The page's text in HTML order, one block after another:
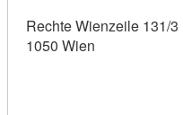
Rechte Wienzeile 131/3
1050 Wien